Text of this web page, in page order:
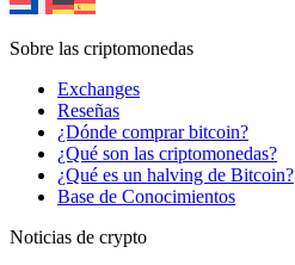
Sobre las criptomonedas
Exchanges
Reseñas
¿Dónde comprar bitcoin?
¿Qué son las criptomonedas?
¿Qué es un halving de Bitcoin?
Base de Conocimientos
Noticias de crypto